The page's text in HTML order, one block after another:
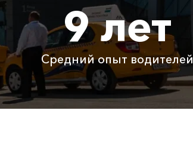
5535 ₽
3710 ₽ 5565 ₽
Бесплатно Бесплатно
Бесплатно Бесплатно
9 лет
Средний опыт водителей